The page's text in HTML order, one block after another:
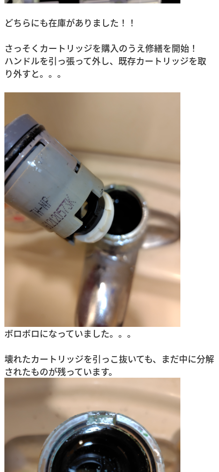
どちらにも在庫がありました！！
さっそくカートリッジを購入のうえ修繕を開始！
ハンドルを引っ張って外し、既存カートリッジを取
り外すと。。。
ボロボロになっていました。。。
壊れたカートリッジを引っこ抜いても、まだ中に分解
されたものが残っています。